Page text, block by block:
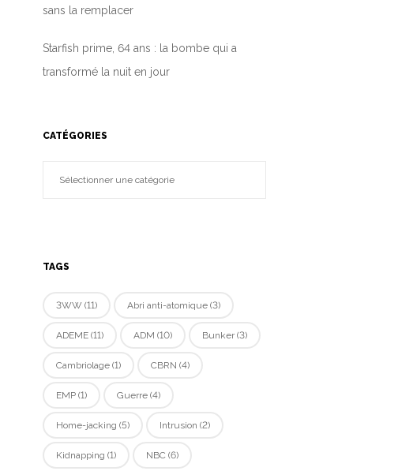
sans la remplacer
Starfish prime, 64 ans : la bombe qui a
transformé la nuit en jour
CATÉGORIES
TAGS
3WW(11) Abri anti-atomique(3)
ADEME(11) ADM (10) Bunker(3)
Cambriolage(1) CBRN (4)
EMP(1) Guerre(4)
Home-jacking (5) Intrusion (2)
Kidnapping (1) NBC(6)